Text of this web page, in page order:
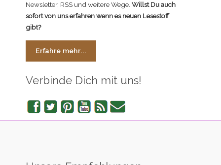
Newsletter, RSS und weitere Wege.Willst Du auch
sofort von uns erfahren wenn es neuen Lesestoff
gibt?
Erfahre mehr...
Verbinde Dich mit uns!
Facebook
TwitterPinterestYouTubeRSS